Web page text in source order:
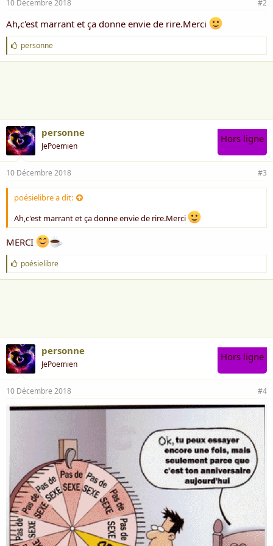
10 Décembre 2018 #2
Ah,c'est marrant et ça donne envie de rire.Merci
J
'
a
personne
personne
JePoemien
Hors ligne
10 Décembre 2018 #3
poésielibre a dit:
Ah,c'est marrant et ça donne envie de rire.Merci
MERCI
J
'
a
poésielibre
personne
JePoemien
Hors ligne
10 Décembre 2018 #4